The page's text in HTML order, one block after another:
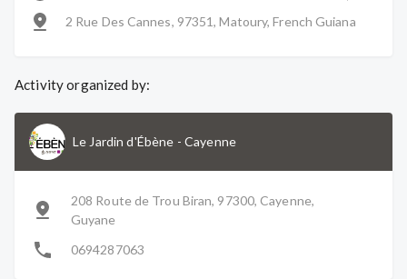
2 Rue Des Cannes, 97351, Matoury, French Guiana
Activity organized by:
Le Jardin d'Ébène -Cayenne
208 Route de Trou Biran, 97300, Cayenne,
Guyane
0694287063